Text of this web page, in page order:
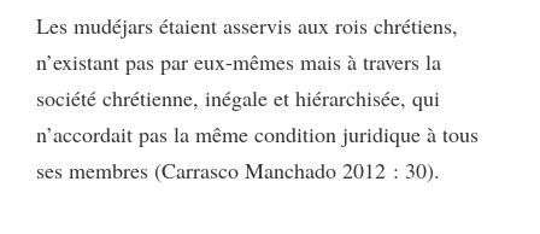
Les mudéjars étaient asservis aux rois chrétiens,
n’existant pas par eux-mêmes mais à travers la
société chrétienne, inégale et hiérarchisée, qui
n’accordait pas la même condition juridique à tous
ses membres (Carrasco Manchado 2012 : 30).